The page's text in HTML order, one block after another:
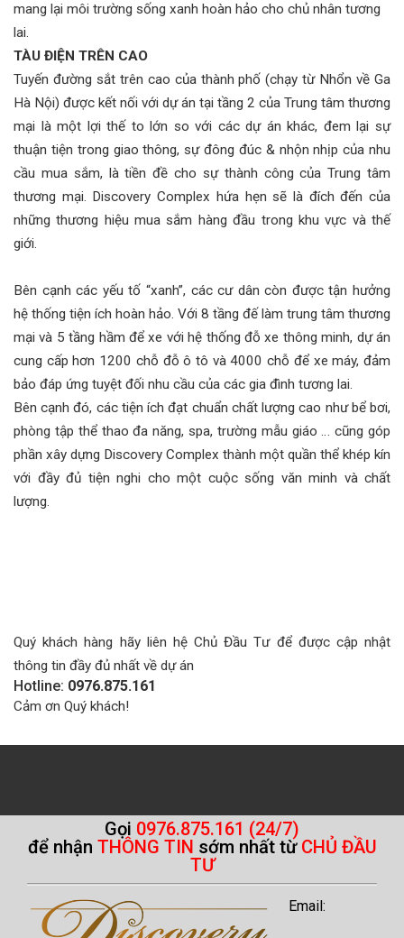
mang lại môi trường sống xanh hoàn hảo cho chủ nhân tương
lai.
TÀU ĐIỆN TRÊN CAO
Tuyến đường sắt trên cao của thành phố (chạy từ Nhổn về Ga
Hà Nội) được kết nối với dự án tại tầng 2 của Trung tâm thương
mại là một lợi thế to lớn so với các dự án khác, đem lại sự
thuận tiện trong giao thông, sự đông đúc & nhộn nhịp của nhu
cầu mua sắm, là tiền đề cho sự thành công của Trung tâm
thương mại. Discovery Complex hứa hẹn sẽ là đích đến của
những thương hiệu mua sắm hàng đầu trong khu vực và thế
giới.
Bên cạnh các yếu tố “xanh”, các cư dân còn được tận hưởng
hệ thống tiện ích hoàn hảo. Với 8 tầng đế làm trung tâm thương
mại và 5 tầng hầm để xe với hệ thống đỗ xe thông minh, dự án
cung cấp hơn 1200 chỗ đỗ ô tô và 4000 chỗ để xe máy, đảm
bảo đáp ứng tuyệt đối nhu cầu của các gia đình tương lai.
Bên cạnh đó, các tiện ích đạt chuẩn chất lượng cao như bể bơi,
phòng tập thể thao đa năng, spa, trường mẫu giáo … cũng góp
phần xây dựng Discovery Complex thành một quần thể khép kín
với đầy đủ tiện nghi cho một cuộc sống văn minh và chất
lượng.
Quý khách hàng hãy liên hệ Chủ Đầu Tư để được cập nhật
thông tin đầy đủ nhất về dự án
Hotline: 0976.875.161
Cảm ơn Quý khách!
Gọi 0976.875.161 (24/7)
để nhận THÔNG TIN sớm nhất từ CHỦ ĐẦU
TƯ
Email: